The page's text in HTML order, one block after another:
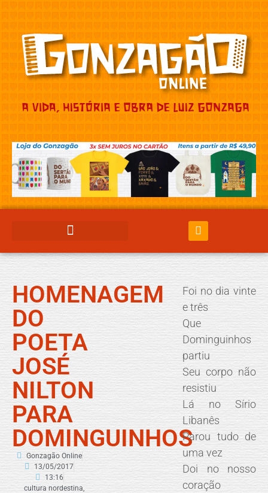
HOMENAGEM
DO
POETA
JOSÉ
NILTON
PARA
DOMINGUINHOS
Gonzagão Online
13/05/2017
13:16
cultura nordestina,
Foi no dia vinte
e três
Que
Dominguinhos
partiu
Seu corpo não
resistiu
Lá no Sírio
Libanês
Parou tudo de
uma vez
Doi no nosso
coração